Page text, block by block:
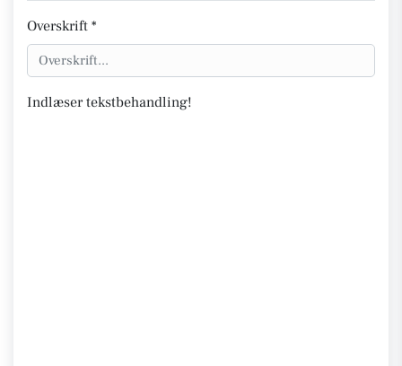
Overskrift *
Indlæser tekstbehandling!